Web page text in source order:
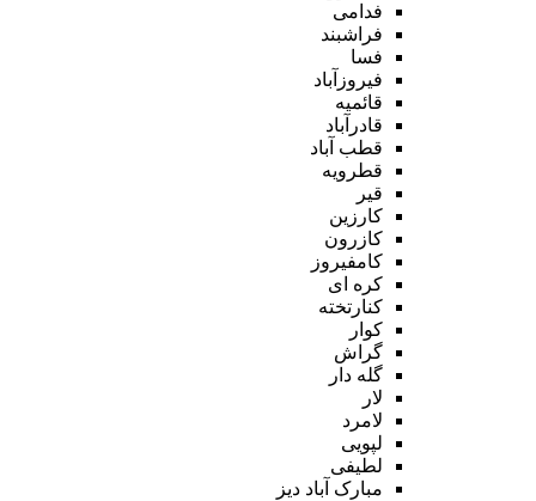
فدامی
فراشبند
فسا
فیروزآباد
قائمیه
قادرآباد
قطب آباد
قطرویه
قیر
کارزین
کازرون
کامفیروز
کره ای
کنارتخته
کوار
گراش
گله دار
لار
لامرد
لپویی
لطیفی
مبارک آباد دیز